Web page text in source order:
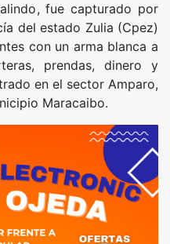
fue capturado por
del estado Zulia (Cpez)
con un arma blanca a
prendas, dinero y
en el sector Amparo,
Maracaibo.